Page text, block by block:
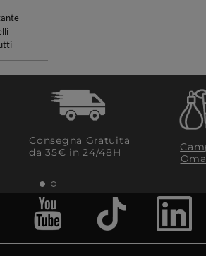
Consegna Gratuita
da 35€​ in 24/48H